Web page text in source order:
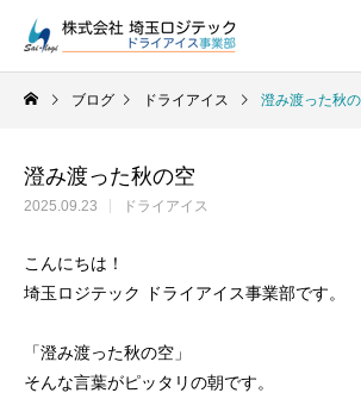
ブログ ドライアイス 澄み渡った秋
澄み渡った秋の空
2025.09.23 ドライアイス
こんにちは！
埼玉ロジテック ドライアイス事業部です。
「澄み渡った秋の空」
そんな言葉がピッタリの朝です。